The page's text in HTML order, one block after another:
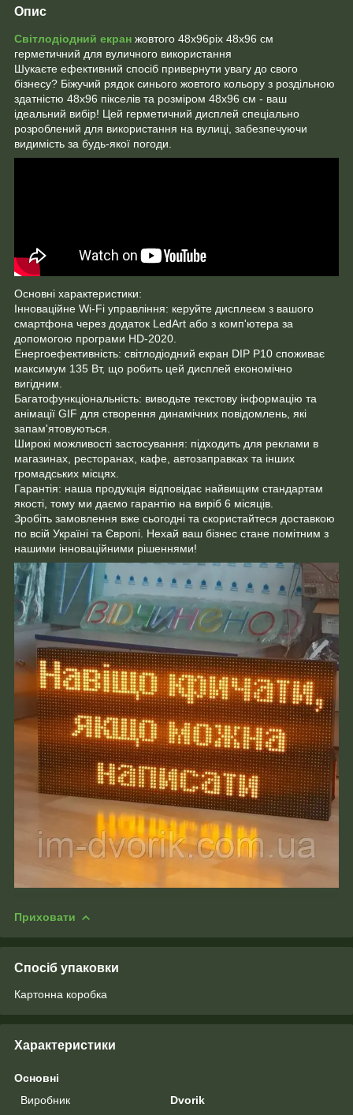
Опис
Світлодіодний екран жовтого 48х96pix 48х96 см
герметичний для вуличного використання
Шукаєте ефективний спосіб привернути увагу до свого
бізнесу? Біжучий рядок синього жовтого кольору з роздільною
здатністю 48х96 пікселів та розміром 48х96 см - ваш
ідеальний вибір! Цей герметичний дисплей спеціально
розроблений для використання на вулиці, забезпечуючи
видимість за будь-якої погоди.
Основні характеристики:
Інноваційне Wi-Fi управління: керуйте дисплеєм з вашого
смартфона через додаток LedArt або з комп'ютера за
допомогою програми HD-2020.
Енергоефективність: світлодіодний екран DIP Р10 споживає
максимум 135 Вт, що робить цей дисплей економічно
вигідним.
Багатофункціональність: виводьте текстову інформацію та
анімації GIF для створення динамічних повідомлень, які
запам'ятовуються.
Широкі можливості застосування: підходить для реклами в
магазинах, ресторанах, кафе, автозаправках та інших
громадських місцях.
Гарантія: наша продукція відповідає найвищим стандартам
якості, тому ми даємо гарантію на виріб 6 місяців.
Зробіть замовлення вже сьогодні та скористайтеся доставкою
по всій Україні та Європі. Нехай ваш бізнес стане помітним з
нашими інноваційними рішеннями!
Приховати
Спосіб упаковки
Картонна коробка
Характеристики
Основні
Виробник
Dvorik